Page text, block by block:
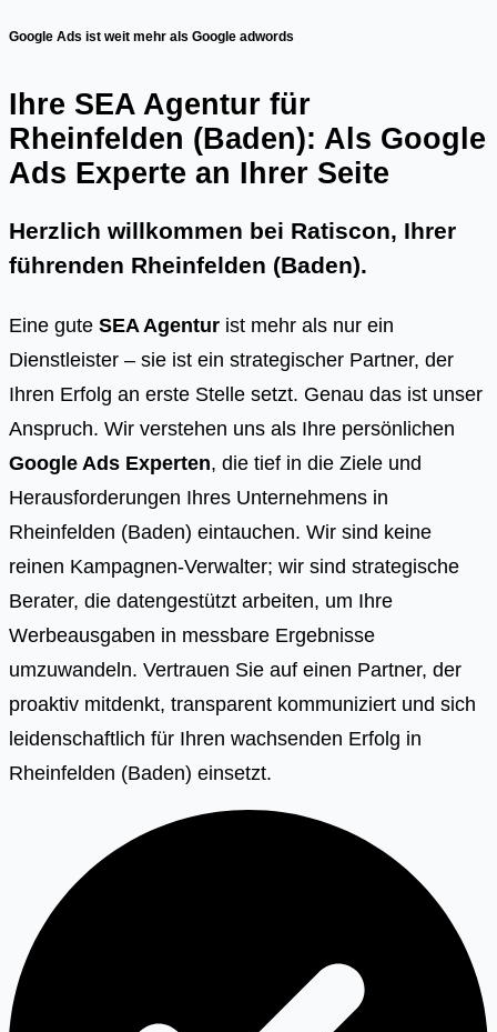
Google Ads ist weit mehr als Google adwords
Ihre SEA Agentur für
Rheinfelden (Baden): Als Google
Ads Experte an Ihrer Seite
Herzlich willkommen bei Ratiscon, Ihrer
führenden Rheinfelden (Baden).
Eine gute SEA Agentur ist mehr als nur ein
Dienstleister – sie ist ein strategischer Partner, der
Ihren Erfolg an erste Stelle setzt. Genau das ist unser
Anspruch. Wir verstehen uns als Ihre persönlichen
Google Ads Experten, die tief in die Ziele und
Herausforderungen Ihres Unternehmens in
Rheinfelden (Baden) eintauchen. Wir sind keine
reinen Kampagnen-Verwalter; wir sind strategische
Berater, die datengestützt arbeiten, um Ihre
Werbeausgaben in messbare Ergebnisse
umzuwandeln. Vertrauen Sie auf einen Partner, der
proaktiv mitdenkt, transparent kommuniziert und sich
leidenschaftlich für Ihren wachsenden Erfolg in
Rheinfelden (Baden) einsetzt.